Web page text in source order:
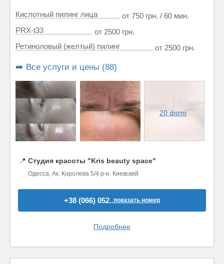
Кислотный пилинг лица
от 750 грн. / 60 мин.
PRX-t33
от 2500 грн.
Ретиноловый (желтый) пилинг
от 2500 грн.
➡️ Все услуги и цены (88)
20 фото
📍 Студия красоты "Kris beauty space"
Одесса, Ак. Королева 5/4 р-н. Киевский
+38 (066) 052..показать номер
Подробнее